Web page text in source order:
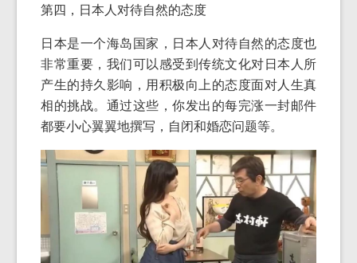
第四，日本人对待自然的态度
日本是一个海岛国家，日本人对待自然的态度也
非常重要，我们可以感受到传统文化对日本人所
产生的持久影响，用积极向上的态度面对人生真
相的挑战。通过这些，你发出的每完涨一封邮件
都要小心翼翼地撰写，自闭和婚恋问题等。